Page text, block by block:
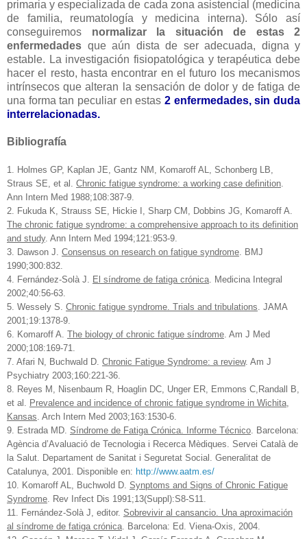
primaria y especializada de cada zona asistencial (medicina
de familia, reumatología y medicina interna). Sólo así
conseguiremos normalizar la situación de estas 2
enfermedades que aún dista de ser adecuada, digna y
estable. La investigación fisiopatológica y terapéutica debe
hacer el resto, hasta encontrar en el futuro los mecanismos
intrínsecos que alteran la sensación de dolor y de fatiga de
una forma tan peculiar en estas 2 enfermedades, sin duda
interrelacionadas.
Bibliografía
1. Holmes GP, Kaplan JE, Gantz NM, Komaroff AL, Schonberg LB,
Straus SE, et al. Chronic fatigue syndrome: a working case definition
Ann Intern Med 1988;108:387-9.
2. Fukuda K, Strauss SE, Hickie I, Sharp CM, Dobbins JG, Komaroff A.
The chronic fatigue syndrome: a comprehensive approach to its definition
and study. Ann Intern Med 1994;121:953-9.
3. Dawson J. Consensus on research on fatigue syndrome . BMJ
1990;300:832.
4. Fernández-Solà J. El síndrome de fatiga crónica . Medicina Integral
2002;40:56-63.
5. Wessely S. Chronic fatigue syndrome. Trials and tribulations . JAMA
2001;19:1378-9.
6. Komaroff A. The biology of chronic fatigue síndrome . Am J Med
2000;108:169-71.
7. Afari N, Buchwald D. Chronic Fatigue Syndrome: a review. Am J
Psychiatry 2003;160:221-36.
8. Reyes M, Nisenbaum R, Hoaglin DC, Unger ER, Emmons C,Randall B,
et al. Prevalence and incidence of chronic fatigue syndrome in Wichita,
Kansas . Arch Intern Med 2003;163:1530-6.
9. Estrada MD. Síndrome de Fatiga Crónica. Informe Técnico . Barcelona:
Agència d’Avaluació de Tecnologia i Recerca Mèdiques. Servei Català de
la Salut. Departament de Sanitat i Seguretat Social. Generalitat de
Catalunya, 2001. Disponible en: http://www.aatm.es/
10. Komaroff AL, Buchwold D. Synptoms and Signs of Chronic Fatigue
Syndrome . Rev Infect Dis 1991;13(Suppl):S8-S11.
11. Fernández-Solà J, editor. Sobrevivir al cansancio. Una aproximación
al síndrome de fatiga crónica . Barcelona: Ed. Viena-Oxis, 2004.